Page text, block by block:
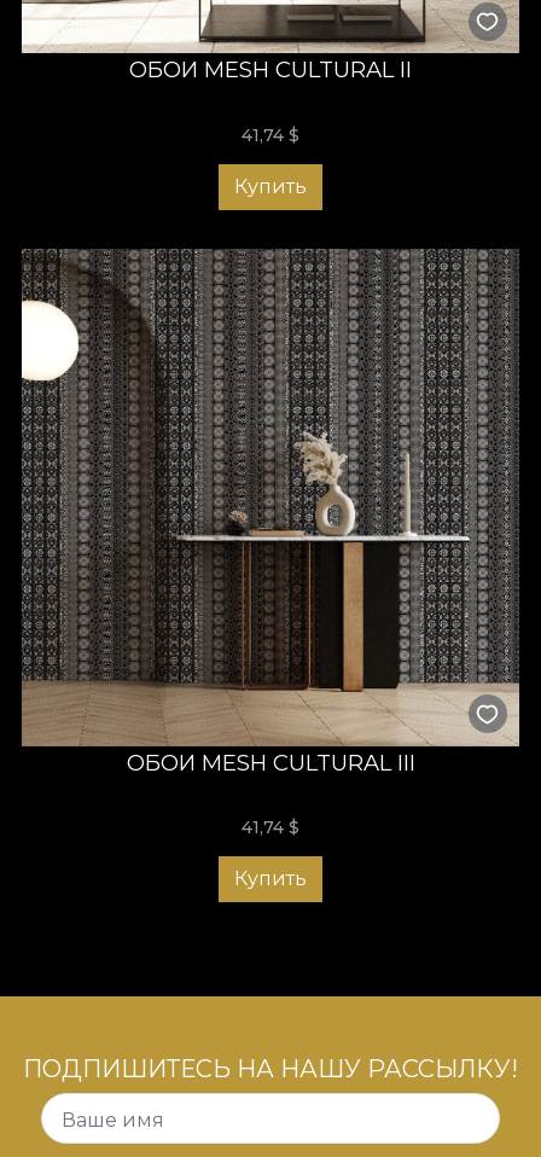
ОБОИ MESH CULTURAL II
41,74 $
Купить
ОБОИ MESH CULTURAL III
41,74 $
Купить
ПОДПИШИТЕСЬ НА НАШУ РАССЫЛКУ!
Ваше имя